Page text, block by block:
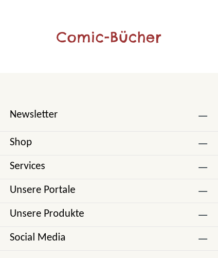
Comic-Bücher
Newsletter
Shop
Services
Unsere Portale
Unsere Produkte
Social Media